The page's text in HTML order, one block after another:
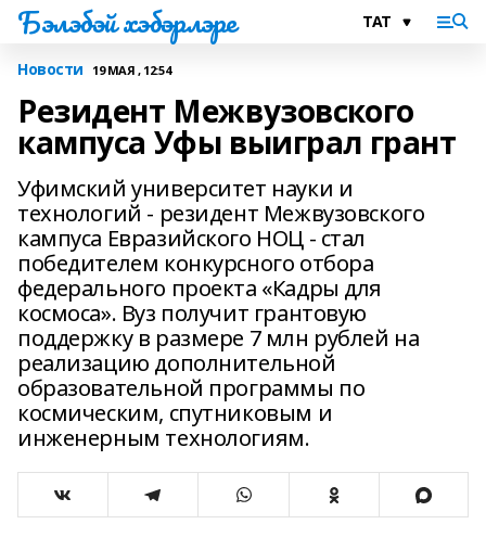
Бэлэбэй хэбэрлэре
Новости 19 МАЯ , 12:54
Резидент Межвузовского
кампуса Уфы выиграл грант
Уфимский университет науки и
технологий - резидент Межвузовского
кампуса Евразийского НОЦ - стал
победителем конкурсного отбора
федерального проекта «Кадры для
космоса». Вуз получит грантовую
поддержку в размере 7 млн рублей на
реализацию дополнительной
образовательной программы по
космическим, спутниковым и
инженерным технологиям.